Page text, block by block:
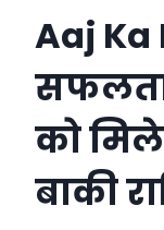
Aaj
को
बाकी